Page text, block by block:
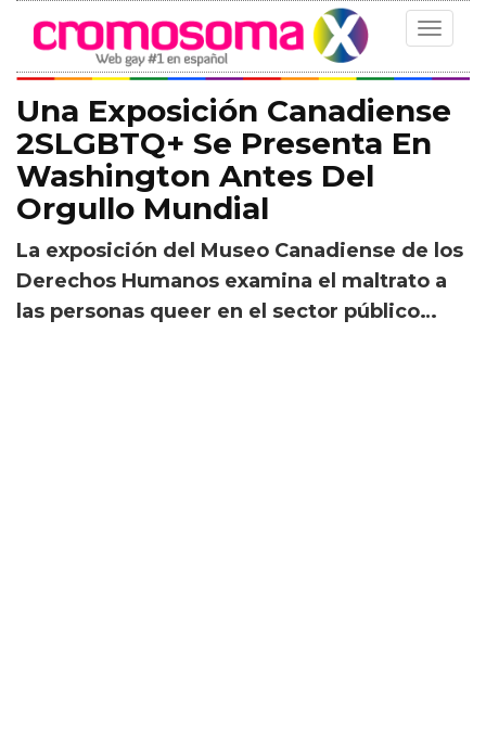
Toggle
Una Exposición Canadiense
2SLGBTQ+ Se Presenta En
Washington Antes Del
Orgullo Mundial
La exposición del Museo Canadiense de los
Derechos Humanos examina el maltrato a
las personas queer en el sector público…